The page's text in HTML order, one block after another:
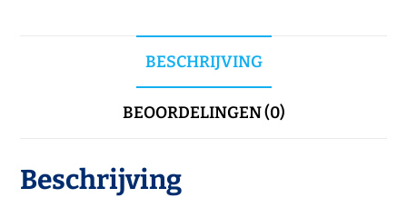
BESCHRIJVING
BEOORDELINGEN (0)
Beschrijving